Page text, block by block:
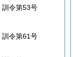
訓令第53号
訓令第61号